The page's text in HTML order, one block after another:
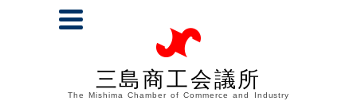
三島商工会議所
The Mishima Chamber of Commerce and Industry